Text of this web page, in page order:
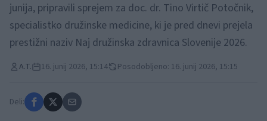
junija, pripravili sprejem za doc. dr. Tino Virtič Potočnik,
specialistko družinske medicine, ki je pred dnevi prejela
prestižni naziv Naj družinska zdravnica Slovenije 2026.
A.T. 16. junij 2026, 15:14 Posodobljeno: 16. junij 2026, 15:15
Deli: